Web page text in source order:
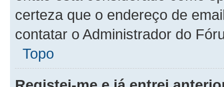
certeza que o endereço de
contatar o Administrador do
Topo